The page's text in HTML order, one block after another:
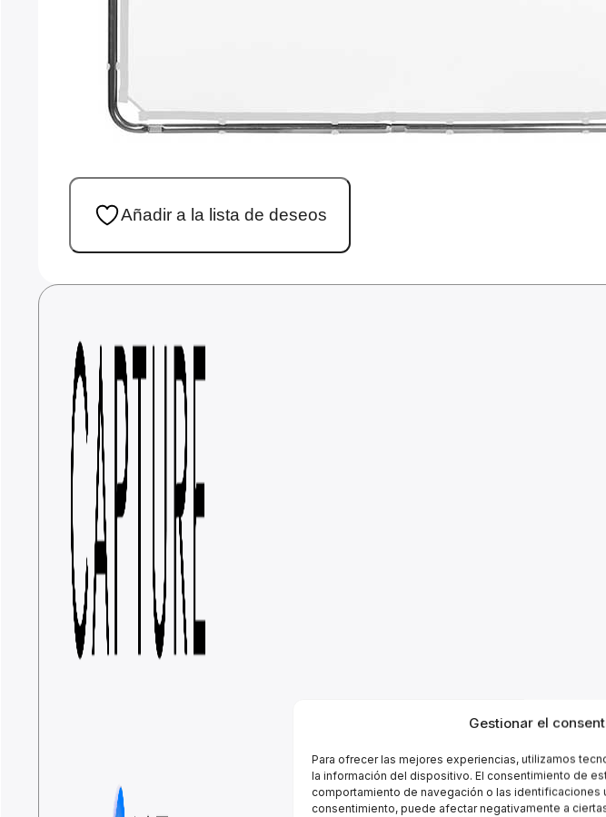
Gestionar el
Para ofrecer las mejores experiencias, utilizamos
la información del dispositivo. El consentimiento de
comportamiento de navegación o las identificaciones
consentimiento, puede afectar negativamente a
Añadir a la lista de deseos